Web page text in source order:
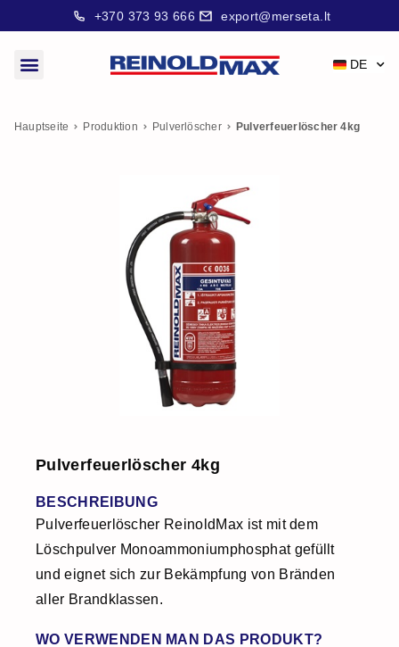
+370 373 93 666 export@merseta.lt
DE
Hauptseite Produktion Pulverlöscher Pulverfeuerlöscher 4kg
Pulverfeuerlöscher 4kg
BESCHREIBUNG
Pulverfeuerlöscher ReinoldMax ist mit dem
Löschpulver Monoammoniumphosphat gefüllt
und eignet sich zur Bekämpfung von Bränden
aller Brandklassen.
WO VERWENDEN MAN DAS PRODUKT?